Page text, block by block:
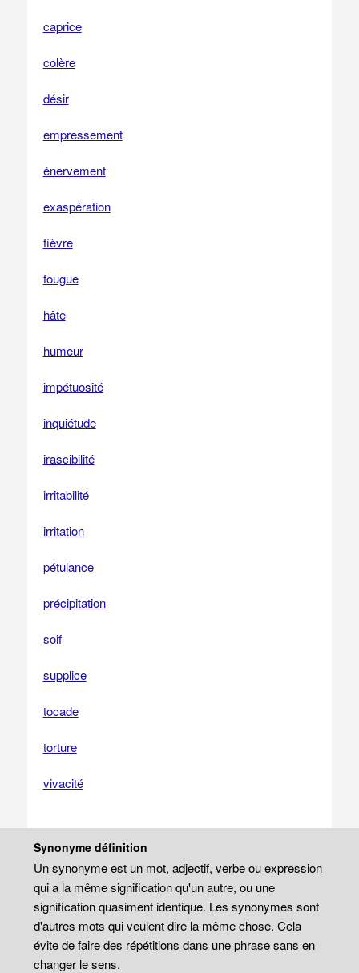
caprice
colère
désir
empressement
énervement
exaspération
fièvre
fougue
hâte
humeur
impétuosité
inquiétude
irascibilité
irritabilité
irritation
pétulance
précipitation
soif
supplice
tocade
torture
vivacité
Synonyme définition
Un synonyme est un mot, adjectif, verbe ou expression
qui a la même signification qu'un autre, ou une
signification quasiment identique. Les synonymes sont
d'autres mots qui veulent dire la même chose. Cela
évite de faire des répétitions dans une phrase sans en
changer le sens.